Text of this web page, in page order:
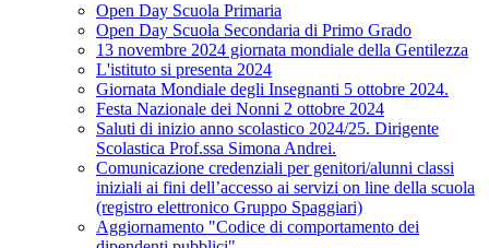
Open Day Scuola Primaria
Open Day Scuola Secondaria di Primo Grado
13 novembre 2024 giornata mondiale della Gentilezza
L'istituto si presenta 2024
Giornata Mondiale degli Insegnanti 5 ottobre 2024.
Festa Nazionale dei Nonni 2 ottobre 2024
Saluti di inizio anno scolastico 2024/25. Dirigente
Scolastica Prof.ssa Simona Andrei.
Comunicazione credenziali per genitori/alunni classi
iniziali ai fini dell’accesso ai servizi on line della scuola
(registro elettronico Gruppo Spaggiari)
Aggiornamento "Codice di comportamento dei